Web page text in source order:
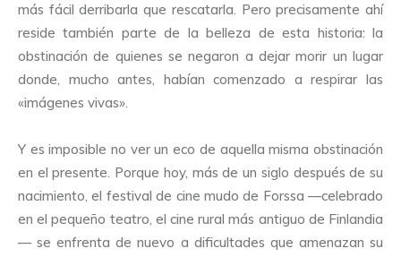
más fácil derribarla que rescatarla. Pero precisamente ahí
reside también parte de la belleza de esta historia: la
obstinación de quienes se negaron a dejar morir un lugar
donde, mucho antes, habían comenzado a respirar las
«imágenes vivas».
Y es imposible no ver un eco de aquella misma obstinación
en el presente. Porque hoy, más de un siglo después de su
nacimiento, el festival de cine mudo de Forssa —celebrado
en el pequeño teatro, el cine rural más antiguo de Finlandia
— se enfrenta de nuevo a dificultades que amenazan su